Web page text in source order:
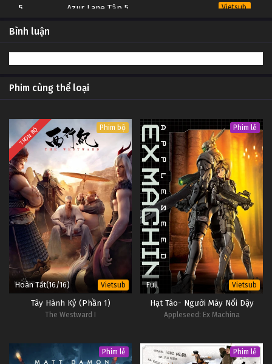
5 Azur Lane Tập 5
Vietsub
4 Azur Lane Tập 4
1 Azur Lane Tập 1
Vietsub
Bình luận
Phim cùng thể loại
TRỌN BỘ Phim bộ
Hoàn Tất(16/16) Vietsub
Tây Hành Kỷ (Phần 1)
The Westward I
Phim lẻ
Full Vietsub
Hạt Táo- Người Máy Nổi Dậy
Appleseed: Ex Machina
Phim lẻ Phim lẻ